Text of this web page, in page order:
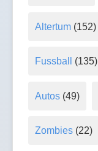
Altertum(152)
Fussball (135)
Autos(49)
Zombies(22)